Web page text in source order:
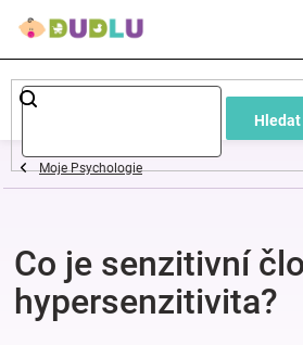
Hledat
Dětské
a
oblečení
Pokojíček
Moje Psychologie
Co je senzitivní
hypersenzitivita?